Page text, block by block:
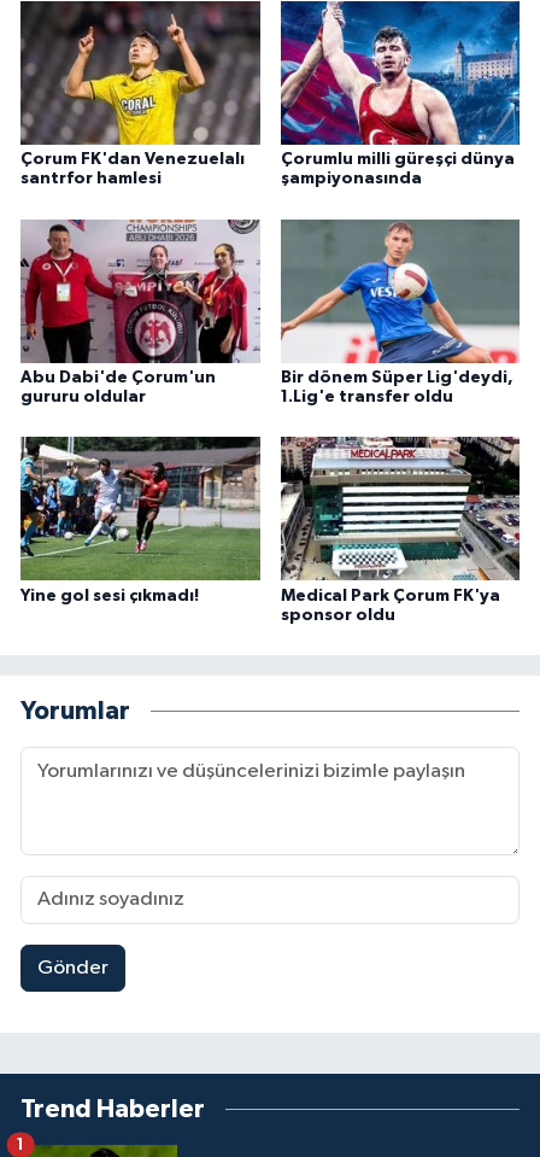
Çorum FK'dan Venezuelalı
santrfor hamlesi
Çorumlu milli güreşçi dünya
şampiyonasında
Abu Dabi'de Çorum'un
gururu oldular
Bir dönem Süper Lig'deydi,
1.Lig'e transfer oldu
Yine gol sesi çıkmadı!
Medical Park Çorum FK'ya
sponsor oldu
Yorumlar
Gönder
Trend Haberler
1